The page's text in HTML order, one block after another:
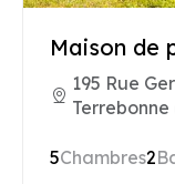
Maison de
195 Rue
5Chambres2